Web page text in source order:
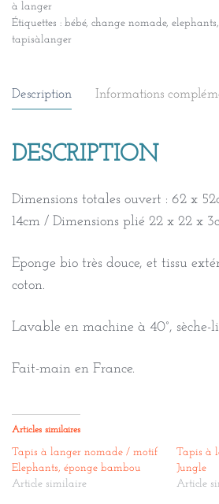
à langer
Étiquettes : bébé, change nomade, elephants,
tapisàlanger
Description Informations
DESCRIPTION
Dimensions totales ouvert : 62 x
14cm / Dimensions plié 22 x 22 x
Eponge bio très douce, et tissu
coton.
Lavable en machine à 40°, sèche-
Fait-main en France.
Articles similaires
Tapis à langer nomade / motif
Elephants, éponge bambou
Article similaire
Tapis à
Jungle
Article